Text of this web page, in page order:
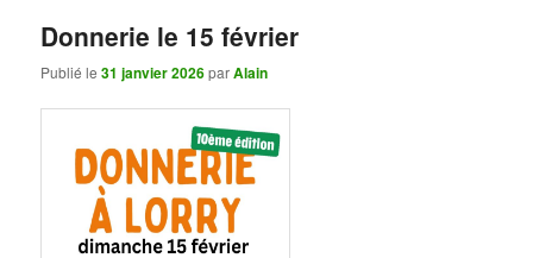
Donnerie le 15 février
Publié le31 janvier 2026parAlain